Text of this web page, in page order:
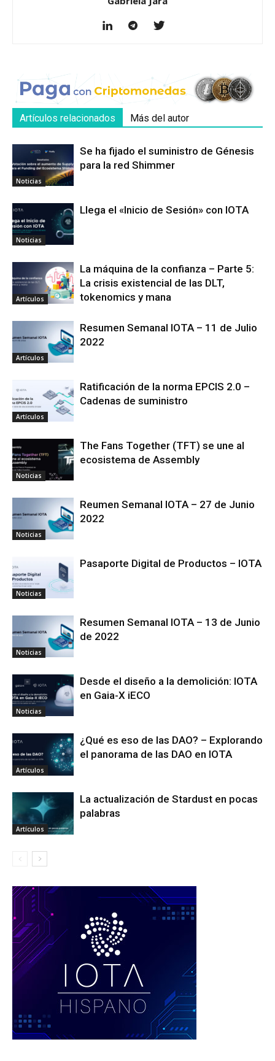
Artículos relacionados Más del autor
Noticias
Se ha fijado el suministro de Génesis
para la red Shimmer
Noticias
Llega el «Inicio de Sesión» con IOTA
Artículos
La máquina de la confianza – Parte 5:
La crisis existencial de las DLT,
tokenomics y mana
Artículos
Resumen Semanal IOTA – 11 de Julio
2022
Artículos
Ratificación de la norma EPCIS 2.0 –
Cadenas de suministro
Noticias
The Fans Together (TFT) se une al
ecosistema de Assembly
Noticias
Reumen Semanal IOTA – 27 de Junio
2022
Noticias
Pasaporte Digital de Productos – IOTA
Noticias
Resumen Semanal IOTA – 13 de Junio
de 2022
Noticias
Desde el diseño a la demolición: IOTA
en Gaia-X iECO
Artículos
¿Qué es eso de las DAO? – Explorando
el panorama de las DAO en IOTA
Artículos
La actualización de Stardust en pocas
palabras